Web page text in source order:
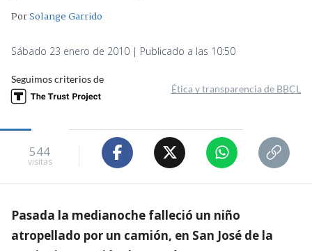
PorSolange Garrido
Sábado 23 enero de 2010 | Publicado a las 10:50
Seguimos criterios de
Ética y transparencia de BBCL
544
visitas
Pasada la medianoche falleció un niño
atropellado por un camión, en San José de la